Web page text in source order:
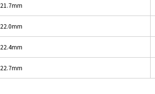
21.7mm
22.0mm
22.4mm
22.7mm